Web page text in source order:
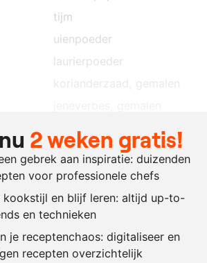
tijm
uienpoeder
laurierpoeder
eendenlever, Foie Royale
aspic
+
2 weken gratis!
gebrek aan inspiratie: duizenden
voor professionele chefs
kookstijl en blijf leren: altijd up-to-
en technieken
je receptenchaos: digitaliseer en
recepten overzichtelijk